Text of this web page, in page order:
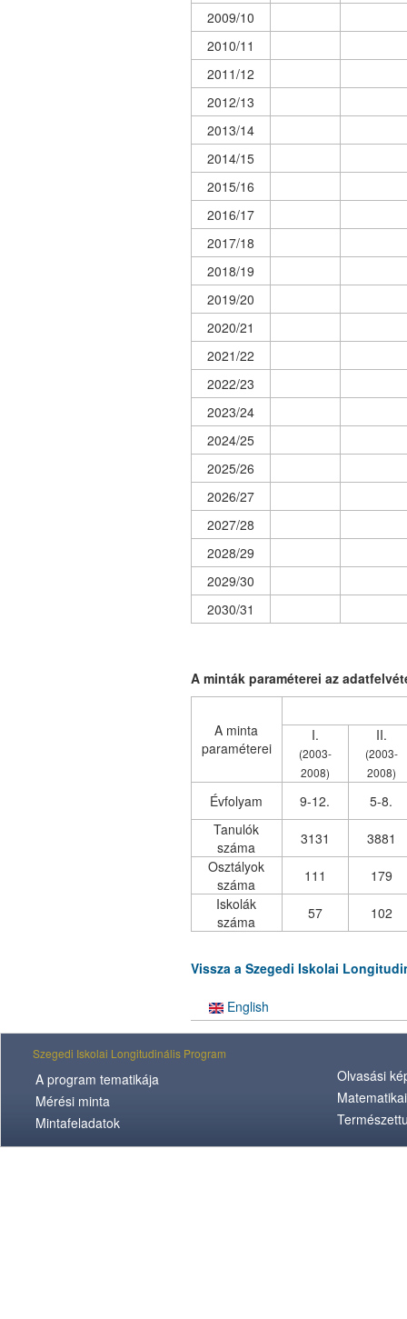
2009/10
2010/11
2011/12
2012/13
2013/14
2014/15
2015/16
2016/17
2017/18
2018/19
2019/20
2020/21
2021/22
2022/23
2023/24
2024/25
2025/26
2026/27
2027/28
2028/29
2029/30
2030/31
A minták paraméterei az
A minta
paraméterei
I.
(2003-
2008)
II.
(2003-
2008)
Évfolyam 9-12.
5-8.
Tanulók
száma
3131
3881
Osztályok
száma
111
179
Iskolák
száma
57 102
Vissza a Szegedi Iskolai
English
Szegedi Iskolai Longitudinális Program
A program tematikája
Mérési minta
Mintafeladatok
Olvasási